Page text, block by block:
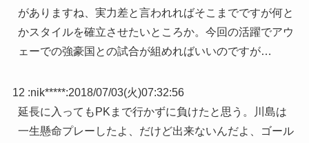
がありますね、実力差と言われればそこまでですが何と
かスタイルを確立させたいところか。今回の活躍でアウ
ェーでの強豪国との試合が組めればいいのですが…
12 :nik*****:2018/07/03(火)07:32:56
延長に入ってもPKまで行かずに負けたと思う。川島は
一生懸命プレーしたよ、だけど出来ないんだよ、ゴール